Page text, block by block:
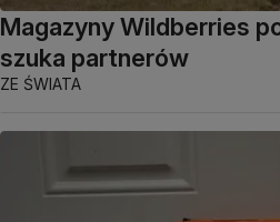
Magazyny Wildberries
szuka partnerów
ZE ŚWIATA